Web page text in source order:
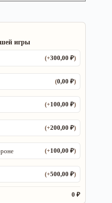
игры
(+300,00₽)
(0,00₽)
(+100,00₽)
(+200,00₽)
(+100,00₽)
(+500,00₽)
0 ₽